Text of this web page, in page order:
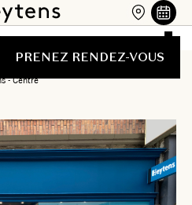
PRENEZ RENDEZ-VOUS
- Centre